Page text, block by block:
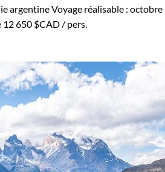
argentineVoyage réalisable : octobre
12 650 $CAD / pers.